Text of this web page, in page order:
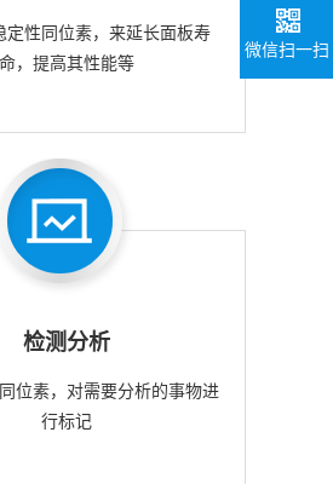
定性同位素，来延长面板寿
命，提高其性能等
检测分析
位素，对需要分析的事物进
行标记
微信扫一扫